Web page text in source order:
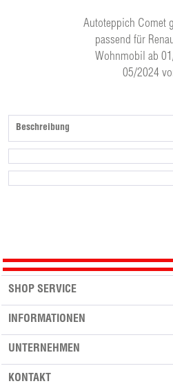
Autoteppich Comet
passend für
Wohnmobil ab
05/2024
Beschreibung
SHOP SERVICE
INFORMATIONEN
UNTERNEHMEN
KONTAKT